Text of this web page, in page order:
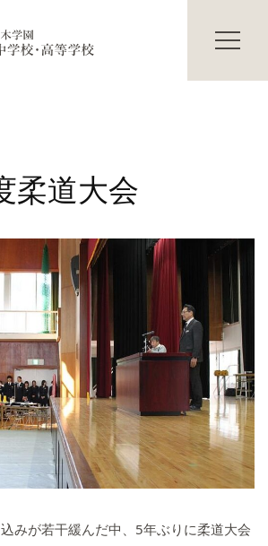
その他
保護者の方へ
卒業生の方へ
交通アクセス
入試情報
Topics
プライバシーポリシー
サイトマップ
教職員募集
いじめ防止基本方針
学校施設の耐震化への取組状
況
柔道大会
みが若干緩んだ中、5年ぶりに柔道大会